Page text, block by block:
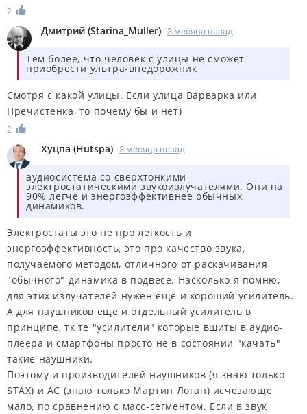
2
Дмитрий (Starina_Muller) 3 месяца назад
Тем более, что человек с улицы не сможет
приобрести ультра-внедорожник
Смотря с какой улицы. Если улица Варварка или
Пречистенка, то почему бы и нет)
2
Хуцпа (Hutspa) 3 месяца назад
аудиосистема со сверхтонкими
электростатическими звукоизлучателями. Они на
90% легче и энергоэффективнее обычных
динамиков.
Электростаты это не про легкость и
энергоэффективность, это про качество звука,
получаемого методом, отличного от раскачивания
"обычного" динамика в подвесе. Насколько я помню,
для этих излучателей нужен еще и хороший усилитель.
А для наушников еще и отдельный усилитель в
принципе, тк те "усилители" которые вшиты в аудио-
плеера и смартфоны просто не в состоянии "качать"
такие наушники.
Поэтому и производителей наушников (я знаю только
STAX) и АС (знаю только Мартин Логан) исчезающе
мало, по сравнению с масс-сегментом. Если в звук